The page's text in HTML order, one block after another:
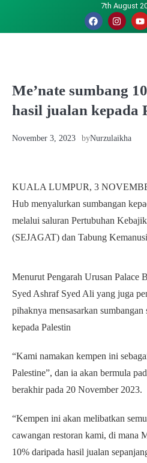
7th August
Me’nate sumbang
hasil jualan kepada
November 3, 2023 byNurzulaikha
KUALA LUMPUR, 3
Hub menyalurkan sumbangan
melalui saluran Pertubuhan
(SEJAGAT) dan Tabung
Menurut Pengarah Urusan Palace
Syed Ashraf Syed Ali yang juga
pihaknya mensasarkan
kepada Palestin
“Kami namakan kempen ini
Palestine”, dan ia akan bermula
berakhir pada 20 November 2023.
“Kempen ini akan melibatkan
cawangan restoran kami, di mana
10% daripada hasil jualan